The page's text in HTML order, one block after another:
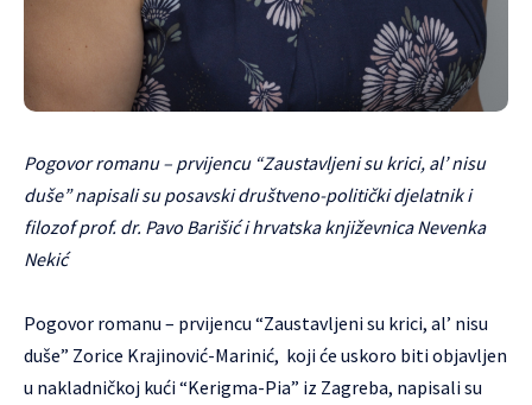
Pogovor romanu – prvijencu “Zaustavljeni su krici, al’ nisu
duše” napisali su posavski društveno-politički djelatnik i
filozof prof. dr. Pavo Barišić i hrvatska književnica Nevenka
Nekić
Pogovor romanu – prvijencu “Zaustavljeni su krici, al’ nisu
duše” Zorice Krajinović-Marinić, koji će uskoro biti objavljen
u nakladničkoj kući “Kerigma-Pia” iz Zagreba, napisali su